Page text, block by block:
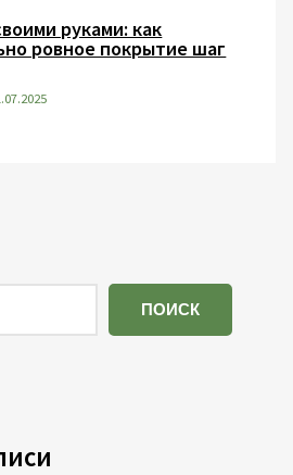
руками: как
ровное покрытие шаг
ПОИСК